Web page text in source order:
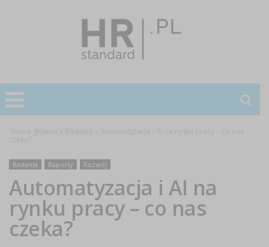
Badania Raporty Rozwój
Automatyzacja i AI na
rynku pracy – co nas
czeka?